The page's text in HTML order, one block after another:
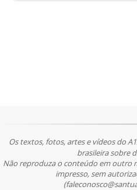
Os textos, fotos, artes e vídeos do
brasileira sobre
Não reproduza o conteúdo em outro
impresso, sem